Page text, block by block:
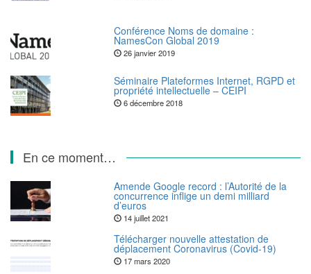
Conférence Noms de domaine :
NamesCon Global 2019
26 janvier 2019
Séminaire Plateformes Internet, RGPD et
propriété intellectuelle – CEIPI
6 décembre 2018
En ce moment…
Amende Google record : l’Autorité de la
concurrence inflige un demi milliard
d’euros
14 juillet 2021
Télécharger nouvelle attestation de
déplacement Coronavirus (Covid-19)
17 mars 2020